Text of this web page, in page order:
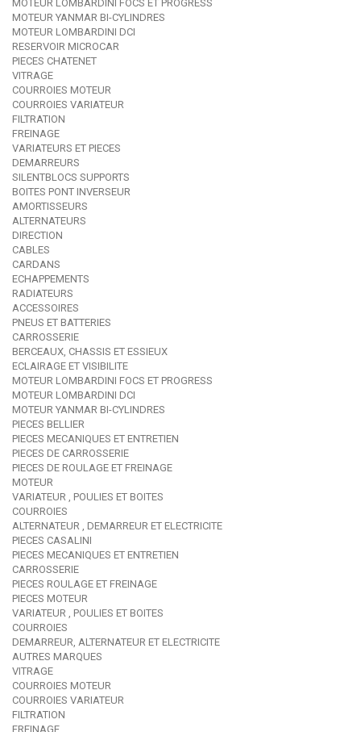
MOTEUR LOMBARDINI FOCS ET PROGRESS
MOTEUR YANMAR BI-CYLINDRES
MOTEUR LOMBARDINI DCI
RESERVOIR MICROCAR
PIECES CHATENET
VITRAGE
COURROIES MOTEUR
COURROIES VARIATEUR
FILTRATION
FREINAGE
VARIATEURS ET PIECES
DEMARREURS
SILENTBLOCS SUPPORTS
BOITES PONT INVERSEUR
AMORTISSEURS
ALTERNATEURS
DIRECTION
CABLES
CARDANS
ECHAPPEMENTS
RADIATEURS
ACCESSOIRES
PNEUS ET BATTERIES
CARROSSERIE
BERCEAUX, CHASSIS ET ESSIEUX
ECLAIRAGE ET VISIBILITE
MOTEUR LOMBARDINI FOCS ET PROGRESS
MOTEUR LOMBARDINI DCI
MOTEUR YANMAR BI-CYLINDRES
PIECES BELLIER
PIECES MECANIQUES ET ENTRETIEN
PIECES DE CARROSSERIE
PIECES DE ROULAGE ET FREINAGE
MOTEUR
VARIATEUR , POULIES ET BOITES
COURROIES
ALTERNATEUR , DEMARREUR ET ELECTRICITE
PIECES CASALINI
PIECES MECANIQUES ET ENTRETIEN
CARROSSERIE
PIECES ROULAGE ET FREINAGE
PIECES MOTEUR
VARIATEUR , POULIES ET BOITES
COURROIES
DEMARREUR, ALTERNATEUR ET ELECTRICITE
AUTRES MARQUES
VITRAGE
COURROIES MOTEUR
COURROIES VARIATEUR
FILTRATION
FREINAGE